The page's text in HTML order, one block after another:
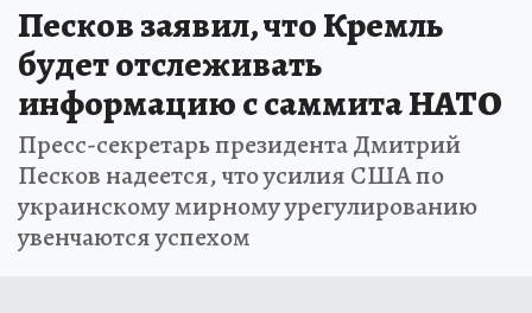
Песков заявил, что Кремль
будет отслеживать
информацию с саммита НАТО
Пресс-секретарь президента Дмитрий
Песков надеется, что усилия США по
украинскому мирному урегулированию
увенчаются успехом